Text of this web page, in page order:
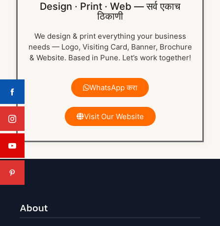
Design · Print · Web — सर्व एकाच
ठिकाणी
We design & print everything your business
needs — Logo, Visiting Card, Banner, Brochure
& Website. Based in Pune. Let’s work together!
WhatsApp करा
Visit Our Website
About